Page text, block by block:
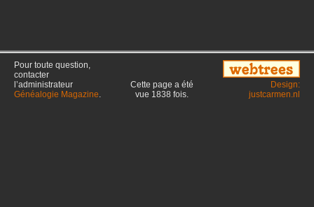
Pour toute question,
contacter
l’administrateur
Généalogie Magazine.
Cette page a été
vue 1838 fois.
Design:
justcarmen.nl